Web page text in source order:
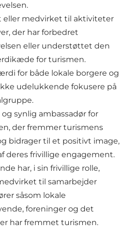
eller medvirket til aktiviteter
der har forbedret
eller understøttet den
for turismen.
for både lokale borgere og
udelukkende fokusere på
synlig ambassadør for
der fremmer turismens
bidrager til et positivt image,
deres frivillige engagement.
har, i sin frivillige rolle,
til samarbejder
såsom lokale
foreninger og det
har fremmet turismen.